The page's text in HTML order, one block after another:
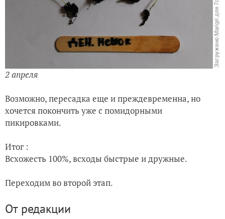
2 апреля
Возможно, пересадка еще и преждевременна, но
хочется покончить уже с помидорными
пикировками.
Итог :
Всхожесть 100%, всходы быстрые и дружные.
Переходим во второй этап.
От редакции